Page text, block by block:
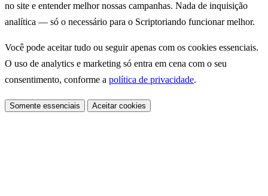
no site e entender melhor nossas campanhas. Nada de inquisição
analítica — só o necessário para o Scriptoriando funcionar melhor.
Você pode aceitar tudo ou seguir apenas com os cookies essenciais.
O uso de analytics e marketing só entra em cena com o seu
consentimento, conforme a política de privacidade.
Somente essenciais Aceitar cookies